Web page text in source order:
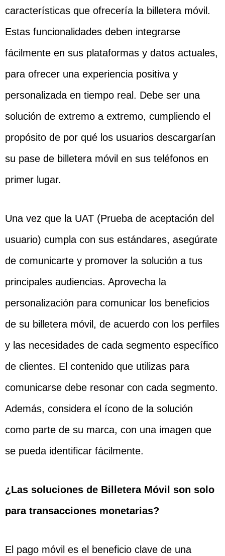
características que ofrecería la billetera móvil.
Estas funcionalidades deben integrarse
fácilmente en sus plataformas y datos actuales,
para ofrecer una experiencia positiva y
personalizada en tiempo real. Debe ser una
solución de extremo a extremo, cumpliendo el
propósito de por qué los usuarios descargarían
su pase de billetera móvil en sus teléfonos en
primer lugar.
Una vez que la UAT (Prueba de aceptación del
usuario) cumpla con sus estándares, asegúrate
de comunicarte y promover la solución a tus
principales audiencias. Aprovecha la
personalización para comunicar los beneficios
de su billetera móvil, de acuerdo con los perfiles
y las necesidades de cada segmento específico
de clientes. El contenido que utilizas para
comunicarse debe resonar con cada segmento.
Además, considera el ícono de la solución
como parte de su marca, con una imagen que
se pueda identificar fácilmente.
¿Las soluciones de Billetera Móvil son solo
para transacciones monetarias?
El pago móvil es el beneficio clave de una